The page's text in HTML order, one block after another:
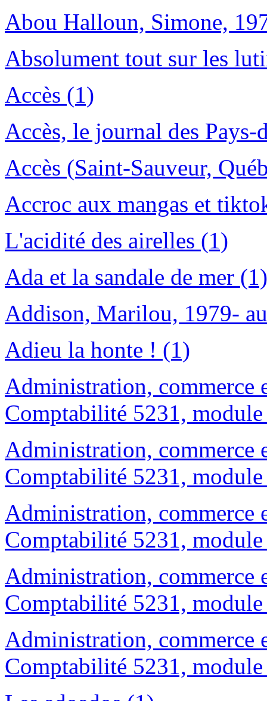
Abou Halloun, Simone,
Absolument tout sur les
Accès (1)
Accès, le journal des Pays-
Accès (Saint-Sauveur,
Accroc aux mangas et
L'acidité des airelles (1)
Ada et la sandale de mer (1)
Addison, Marilou, 1979-
Adieu la honte ! (1)
Administration, commerce
Comptabilité 5231,
Administration, commerce
Comptabilité 5231,
Administration, commerce
Comptabilité 5231,
Administration, commerce
Comptabilité 5231,
Administration, commerce
Comptabilité 5231,